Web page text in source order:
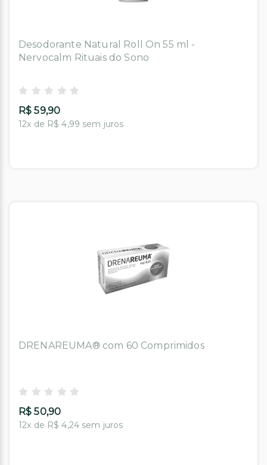
Desodorante Natural Roll On 55 ml -
Nervocalm Rituais do Sono
R$ 59,90
12x de R$ 4,99 sem juros
DRENAREUMA® com 60 Comprimidos
R$ 50,90
12x de R$ 4,24 sem juros